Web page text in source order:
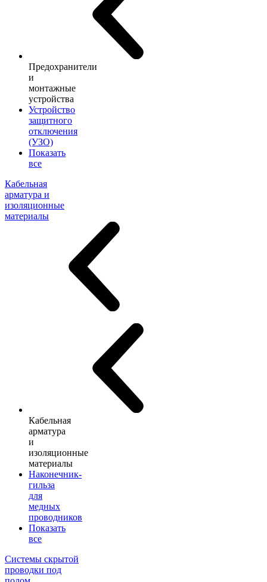
Предохранители
и
монтажные
устройства
Устройство
защитного
отключения
(УЗО)
Показать
все
Кабельная
арматура и
изоляционные
материалы
Кабельная
арматура
и
изоляционные
материалы
Наконечник-
гильза
для
медных
проводников
Показать
все
Системы скрытой
проводки под